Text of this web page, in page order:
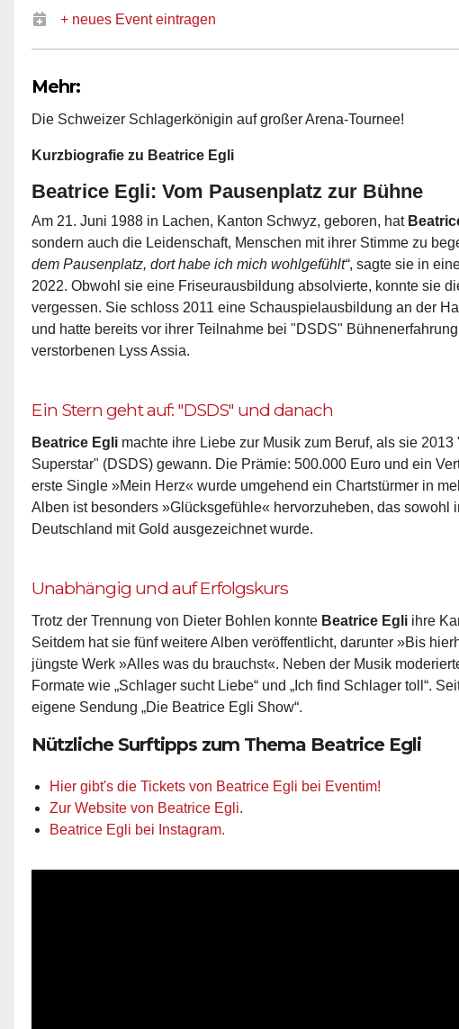
+ neues Event eintragen
Mehr:
Die Schweizer Schlagerkönigin auf großer Arena-Tournee!
Kurzbiografie zu Beatrice Egli
Beatrice Egli: Vom Pausenplatz zur Bühne
Am 21. Juni 1988 in Lachen, Kanton Schwyz, geboren, hat
sondern auch die Leidenschaft, Menschen mit ihrer Stimme zu
dem Pausenplatz, dort habe ich mich wohlgefühlt“, sagte sie in
2022. Obwohl sie eine Friseurausbildung absolvierte, konnte sie
vergessen. Sie schloss 2011 eine Schauspielausbildung an der
und hatte bereits vor ihrer Teilnahme bei "DSDS"
verstorbenen Lyss Assia.
Ein Stern geht auf: "DSDS" und danach
Beatrice Egli machte ihre Liebe zur Musik zum Beruf, als sie
Superstar" (DSDS) gewann. Die Prämie: 500.000 Euro und ein
erste Single »Mein Herz« wurde umgehend ein Chartstürmer in
Alben ist besonders »Glücksgefühle« hervorzuheben, das sowohl
Deutschland mit Gold ausgezeichnet wurde.
Unabhängig und auf Erfolgskurs
Trotz der Trennung von Dieter Bohlen konnte Beatrice Egli ihre
Seitdem hat sie fünf weitere Alben veröffentlicht, darunter »Bis
jüngste Werk »Alles was du brauchst«. Neben der Musik
Formate wie „Schlager sucht Liebe“ und „Ich find Schlager toll“.
eigene Sendung „Die Beatrice Egli Show“.
Nützliche Surftipps zum Thema Beatrice Egli
Hier gibt's die Tickets von Beatrice Egli bei Eventim!
Zur Website von Beatrice Egli.
Beatrice Egli bei Instagram.